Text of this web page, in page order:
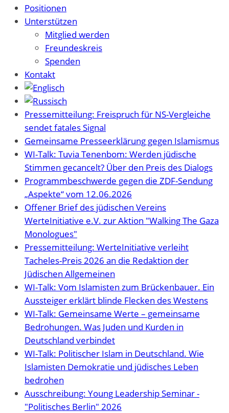
Positionen
Unterstützen
Mitglied werden
Freundeskreis
Spenden
Kontakt
Pressemitteilung: Freispruch für NS-Vergleiche
sendet fatales Signal
Gemeinsame Presseerklärung gegen Islamismus
WI-Talk: Tuvia Tenenbom: Werden jüdische
Stimmen gecancelt? Über den Preis des Dialogs
Programmbeschwerde gegen die ZDF-Sendung
„Aspekte“ vom 12.06.2026
Offener Brief des jüdischen Vereins
WerteInitiative e.V. zur Aktion "Walking The Gaza
Monologues"
Pressemitteilung: WerteInitiative verleiht
Tacheles-Preis 2026 an die Redaktion der
Jüdischen Allgemeinen
WI-Talk: Vom Islamisten zum Brückenbauer. Ein
Aussteiger erklärt blinde Flecken des Westens
WI-Talk: Gemeinsame Werte – gemeinsame
Bedrohungen. Was Juden und Kurden in
Deutschland verbindet
WI-Talk: Politischer Islam in Deutschland. Wie
Islamisten Demokratie und jüdisches Leben
bedrohen
Ausschreibung: Young Leadership Seminar -
"Politisches Berlin" 2026